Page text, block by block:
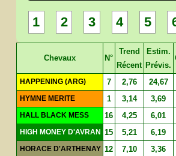
1 2 3 4 5
Chevaux N°
Trend
Récent
Estim.
Prévis.
HAPPENING (ARG) 7 2,76 24,67
HYMNE MERITE 1 3,14 3,69
HALL BLACK MESS 16 4,25 6,01
HIGH MONEY D'AVRAN 15 5,21 6,19
HORACE D'ARTHENAY 12 7,10 3,36